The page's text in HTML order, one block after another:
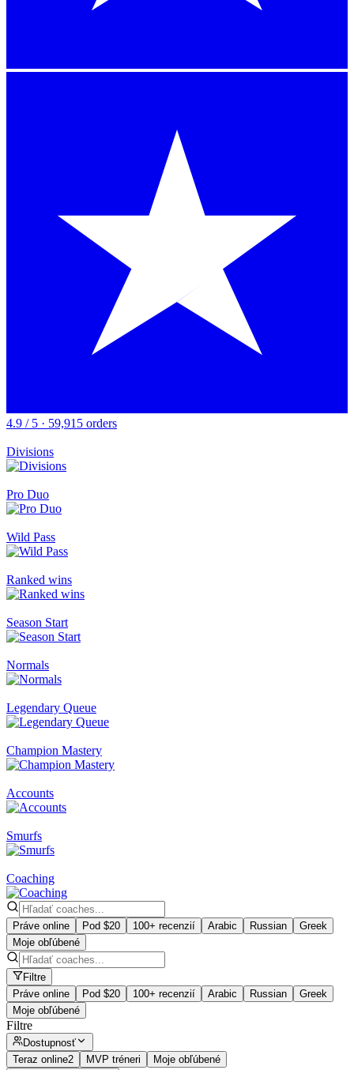
4.9 / 5 · 59,915 orders
Divisions
Pro Duo
Wild Pass
Ranked wins
Season Start
Normals
Legendary Queue
Champion Mastery
Accounts
Smurfs
Coaching
Práve online Pod $20 100+ recenzií Arabic Russian
Greek
Moje obľúbené
Filtre
Práve online
Pod $20 100+ recenzií Arabic Russian
Greek
Moje obľúbené
Filtre
Dostupnosť
Teraz online2 MVP tréneri
Moje obľúbené